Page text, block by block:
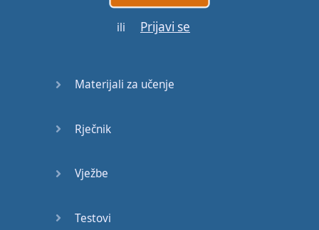
ili Prijavi se
Materijali za učenje
Rječnik
Vježbe
Testovi